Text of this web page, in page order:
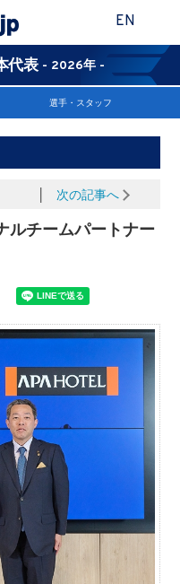
EN
代表 - 2026年 -
選手・スタッフ
次の記事へ
ルチームパートナー